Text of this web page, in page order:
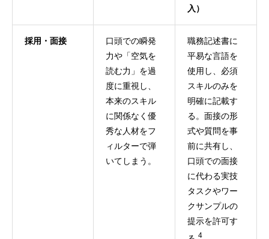
入）
採用・面接
口頭での瞬発
力や「空気を
読む力」を過
度に重視し、
本来のスキル
に関係なく優
秀な人材をフ
ィルターで弾
いてしまう。
職務記述書に
平易な言語を
使用し、必須
スキルのみを
明確に記載す
る。面接の形
式や質問を事
前に共有し、
口頭での面接
に代わる実技
タスクやワー
クサンプルの
提示を許可す
4